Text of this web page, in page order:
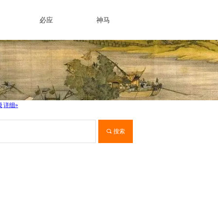
必应 神马
끠 搜索